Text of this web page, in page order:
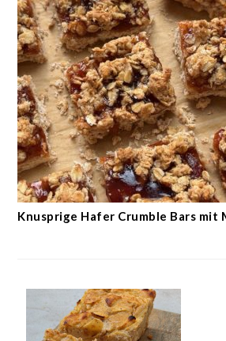
Knusprige Hafer Crumble Bars mit